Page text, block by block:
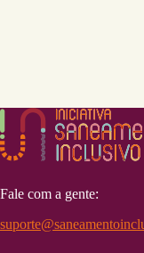
Fale com a gente: